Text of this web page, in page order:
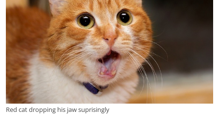
Red cat dropping his jaw suprisingly